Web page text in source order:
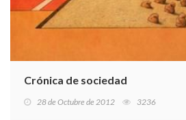
Crónica de sociedad
28 de Octubre de 2012 3236